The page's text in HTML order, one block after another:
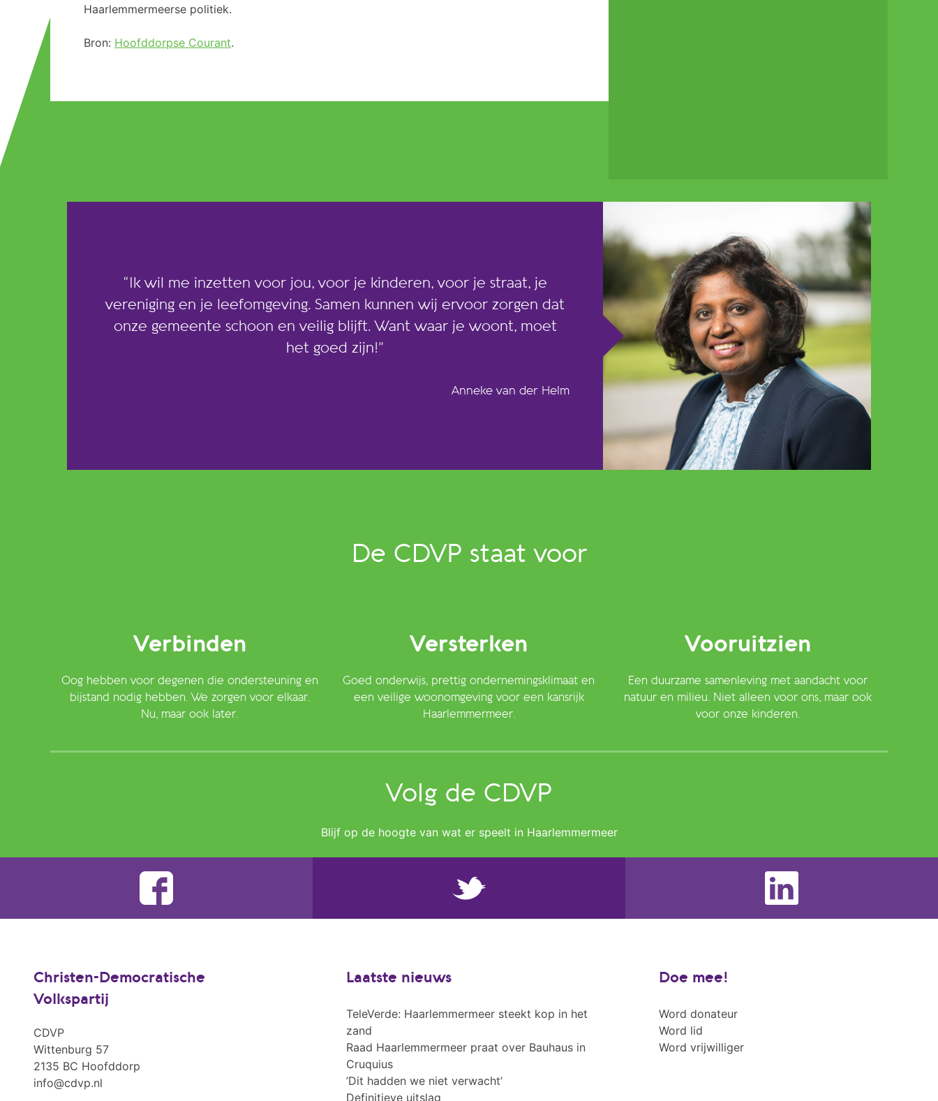
Haarlemmermeerse politiek.
Bron: Hoofddorpse Courant.
“Ik wil me inzetten voor jou, voor je kinderen, voor je straat, je
vereniging en je leefomgeving. Samen kunnen wij ervoor zorgen dat
onze gemeente schoon en veilig blijft. Want waar je woont, moet
het goed zijn!”
Anneke van der Helm
De CDVP staat voor
Verbinden
Oog hebben voor degenen die ondersteuning en
bijstand nodig hebben. We zorgen voor elkaar.
Nu, maar ook later.
Versterken
Goed onderwijs, prettig ondernemingsklimaat en
een veilige woonomgeving voor een kansrijk
Haarlemmermeer.
Vooruitzien
Een duurzame samenleving met aandacht voor
natuur en milieu. Niet alleen voor ons, maar ook
voor onze kinderen.
Volg de CDVP
Blijf op de hoogte van wat er speelt in Haarlemmermeer
Christen-Democratische
Volkspartij
CDVP
Wittenburg 57
2135 BC Hoofddorp
info@cdvp.nl
Laatste nieuws
TeleVerde: Haarlemmermeer steekt kop in het
zand
Raad Haarlemmermeer praat over Bauhaus in
Cruquius
’Dit hadden we niet verwacht’
Definitieve uitslag
Doe mee!
Word donateur
Word lid
Word vrijwilliger